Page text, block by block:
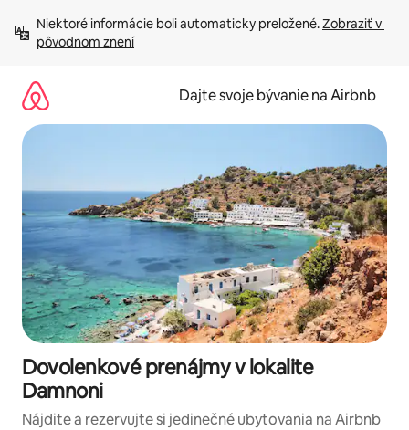
obsah.
Niektoré informácie boli automaticky preložené. Zobraziť v
pôvodnom znení
Dajte svoje bývanie na Airbnb
Dovolenkové prenájmy v lokalite
Damnoni
Nájdite a rezervujte si jedinečné ubytovania na Airbnb